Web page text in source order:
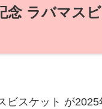
念 ラバマス
ビスケット が